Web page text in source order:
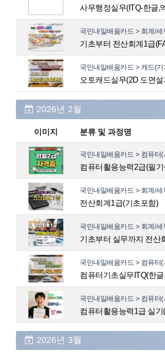
사무행정실무(ITQ-한글,
국민내일배움카드 > 회계/세
기초부터 전산회계1급
국민내일배움카드 > 캐드(기
오토캐드실무(2D 도면설
2026년 2월
이미지 분류 및 과정명
국민내일배움카드 > 컴퓨터
컴퓨터활용능력2급(필
국민내일배움카드 > 회계/세
전산회계1급(기초포함)
국민내일배움카드 > 회계/세
기초부터 실무까지 전산
국민내일배움카드 > 컴퓨터
컴퓨터기초실무ITQ(한
국민내일배움카드 > 컴퓨터
컴퓨터활용능력1급 실
2026년 3월